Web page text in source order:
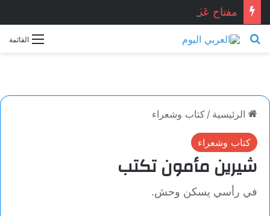
مفتاح عَدْن . . . محمد زينو شومان / لبنان
القائمة بحث عن
الرئيسية / كتاب وشعراء
كتاب وشعراء
شيرين مأمون تكتب
في رأسي يسكن وحش.